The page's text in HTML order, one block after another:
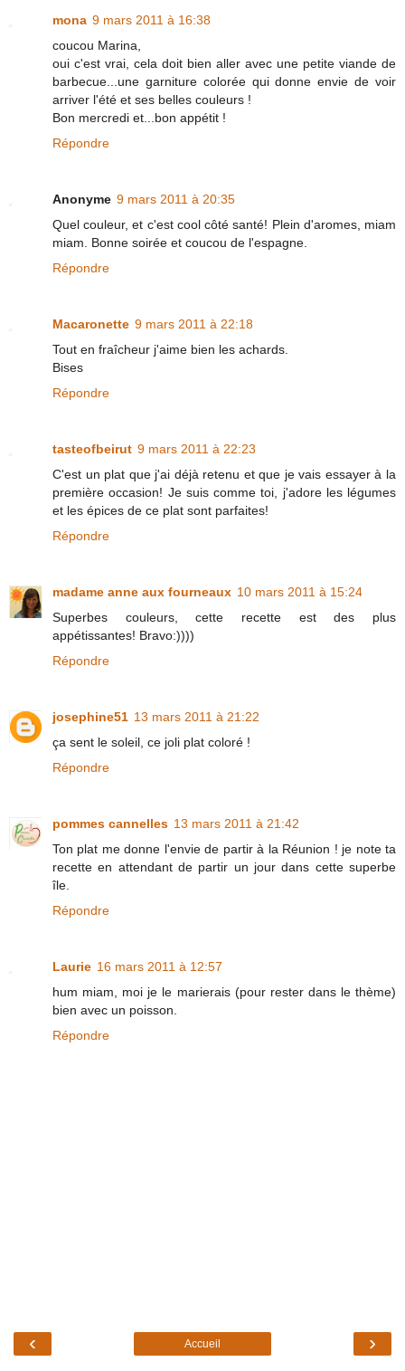
mona 9 mars 2011 à 16:38
coucou Marina,
oui c'est vrai, cela doit bien aller avec une petite viande de
barbecue...une garniture colorée qui donne envie de voir
arriver l'été et ses belles couleurs !
Bon mercredi et...bon appétit !
Répondre
Anonyme 9 mars 2011 à 20:35
Quel couleur, et c'est cool côté santé! Plein d'aromes, miam
miam. Bonne soirée et coucou de l'espagne.
Répondre
Macaronette 9 mars 2011 à 22:18
Tout en fraîcheur j'aime bien les achards.
Bises
Répondre
tasteofbeirut 9 mars 2011 à 22:23
C'est un plat que j'ai déjà retenu et que je vais essayer à la
première occasion! Je suis comme toi, j'adore les légumes
et les épices de ce plat sont parfaites!
Répondre
madame anne aux fourneaux 10 mars 2011 à 15:24
Superbes couleurs, cette recette est des plus
appétissantes! Bravo:))))
Répondre
josephine51 13 mars 2011 à 21:22
ça sent le soleil, ce joli plat coloré !
Répondre
pommes cannelles 13 mars 2011 à 21:42
Ton plat me donne l'envie de partir à la Réunion ! je note ta
recette en attendant de partir un jour dans cette superbe
île.
Répondre
Laurie 16 mars 2011 à 12:57
hum miam, moi je le marierais (pour rester dans le thème)
bien avec un poisson.
Répondre
‹ ›
Accueil